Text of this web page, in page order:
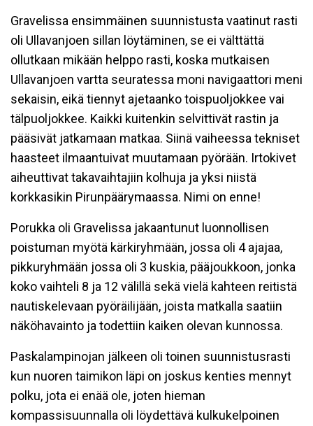
Gravelissa ensimmäinen suunnistusta vaatinut rasti
oli Ullavanjoen sillan löytäminen, se ei välttättä
ollutkaan mikään helppo rasti, koska mutkaisen
Ullavanjoen vartta seuratessa moni navigaattori meni
sekaisin, eikä tiennyt ajetaanko toispuoljokkee vai
tälpuoljokkee. Kaikki kuitenkin selvittivät rastin ja
pääsivät jatkamaan matkaa. Siinä vaiheessa tekniset
haasteet ilmaantuivat muutamaan pyörään. Irtokivet
aiheuttivat takavaihtajiin kolhuja ja yksi niistä
korkkasikin Pirunpäärymaassa. Nimi on enne!
Porukka oli Gravelissa jakaantunut luonnollisen
poistuman myötä kärkiryhmään, jossa oli 4 ajajaa,
pikkuryhmään jossa oli 3 kuskia, pääjoukkoon, jonka
koko vaihteli 8 ja 12 välillä sekä vielä kahteen reitistä
nautiskelevaan pyöräilijään, joista matkalla saatiin
näköhavainto ja todettiin kaiken olevan kunnossa.
Paskalampinojan jälkeen oli toinen suunnistusrasti
kun nuoren taimikon läpi on joskus kenties mennyt
polku, jota ei enää ole, joten hieman
kompassisuunnalla oli löydettävä kulkukelpoinen